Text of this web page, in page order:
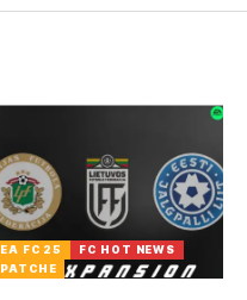
EA FC 25
FC HOT NEWS
PATCHE